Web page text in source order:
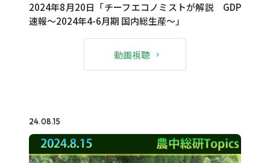
2024年8月20日「チーフエコノミストが解説 GDP
速報～2024年4-6月期 国内総生産～」
動画視聴
24.08.15